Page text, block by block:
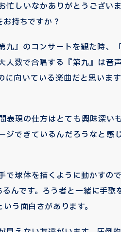
しいなかありがとうござい
持ちですか？
』のコンサートを観た時、
数で合唱する『第九』は音
に向いている楽曲だと思いま
現の仕方はとても興味深い
できているんだろうなと感
球体を描くように動かすの
んです。ろう者と一緒に手歌
う面白さがあります。